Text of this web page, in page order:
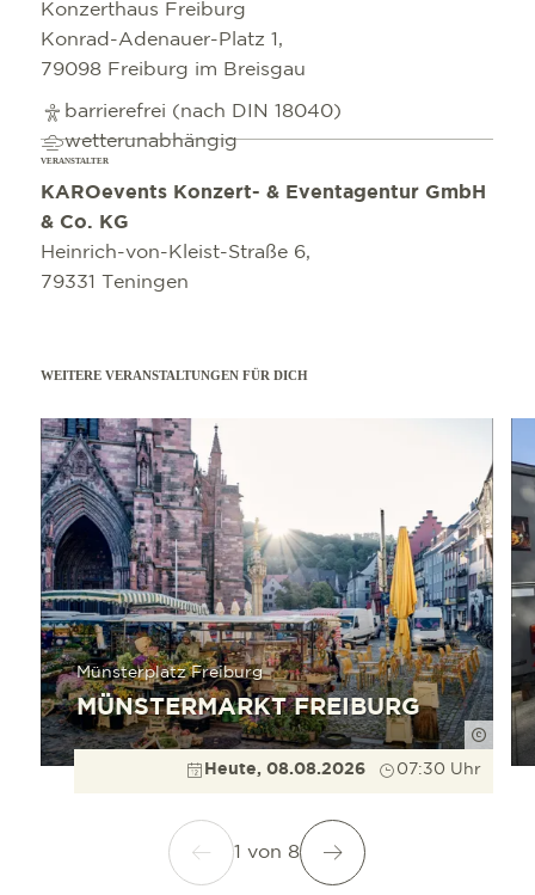
Konzerthaus Freiburg
Konrad-Adenauer-Platz 1,
79098 Freiburg im Breisgau
barrierefrei (nach DIN 18040)
wetterunabhängig
VERANSTALTER
KAROevents Konzert- & Eventagentur GmbH
& Co. KG
Heinrich-von-Kleist-Straße 6,
79331 Teningen
WEITERE VERANSTALTUNGEN FÜR DICH
Münsterplatz Freiburg
MÜNSTERMARKT FREIBURG
Heute, 08.08.2026 07:30 Uhr
mehr erfahren
1 von 8